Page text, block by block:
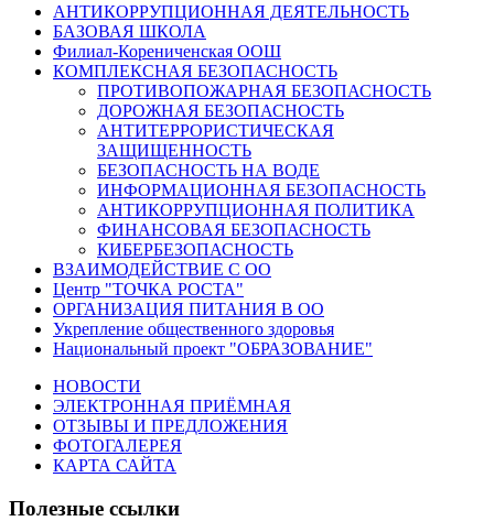
АНТИКОРРУПЦИОННАЯ ДЕЯТЕЛЬНОСТЬ
БАЗОВАЯ ШКОЛА
Филиал-Корениченская ООШ
КОМПЛЕКСНАЯ БЕЗОПАСНОСТЬ
ПРОТИВОПОЖАРНАЯ БЕЗОПАСНОСТЬ
ДОРОЖНАЯ БЕЗОПАСНОСТЬ
АНТИТЕРРОРИСТИЧЕСКАЯ
ЗАЩИЩЕННОСТЬ
БЕЗОПАСНОСТЬ НА ВОДЕ
ИНФОРМАЦИОННАЯ БЕЗОПАСНОСТЬ
АНТИКОРРУПЦИОННАЯ ПОЛИТИКА
ФИНАНСОВАЯ БЕЗОПАСНОСТЬ
КИБЕРБЕЗОПАСНОСТЬ
ВЗАИМОДЕЙСТВИЕ С ОО
Центр "ТОЧКА РОСТА"
ОРГАНИЗАЦИЯ ПИТАНИЯ В ОО
Укрепление общественного здоровья
Национальный проект "ОБРАЗОВАНИЕ"
НОВОСТИ
ЭЛЕКТРОННАЯ ПРИЁМНАЯ
ОТЗЫВЫ И ПРЕДЛОЖЕНИЯ
ФОТОГАЛЕРЕЯ
КАРТА САЙТА
Полезные ссылки